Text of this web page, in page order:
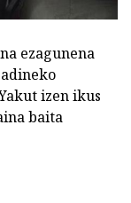
ezagunena
izen ikus
baita